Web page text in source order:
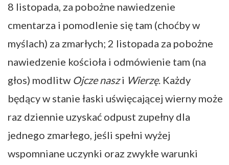
8 listopada, za pobożne nawiedzenie
cmentarza i pomodlenie się tam (choćby w
myślach) za zmarłych; 2 listopada za pobożne
nawiedzenie kościoła i odmówienie tam (na
głos) modlitw Ojcze naszi Wierzę. Każdy
będący w stanie łaski uświęcającej wierny może
raz dziennie uzyskać odpust zupełny dla
jednego zmarłego, jeśli spełni wyżej
wspomniane uczynki oraz zwykłe warunki